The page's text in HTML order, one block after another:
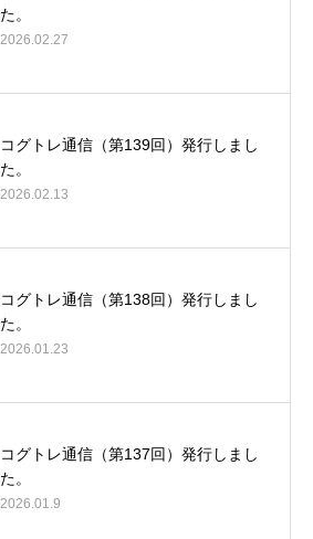
た。
2026.02.27
コグトレ通信（第139回）発行しまし
た。
2026.02.13
コグトレ通信（第138回）発行しまし
た。
2026.01.23
コグトレ通信（第137回）発行しまし
た。
2026.01.9